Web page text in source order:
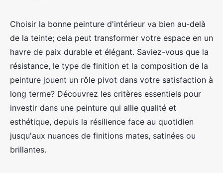
Comment reconnaître la
meilleure peinture d'intérieur ?
jacqueline•23 février 2024•2 min de lecture
Choisir la bonne peinture d'intérieur va bien au-delà
de la teinte; cela peut transformer votre espace en un
havre de paix durable et élégant. Saviez-vous que la
résistance, le type de finition et la composition de la
peinture jouent un rôle pivot dans votre satisfaction à
long terme? Découvrez les critères essentiels pour
investir dans une peinture qui allie qualité et
esthétique, depuis la résilience face au quotidien
jusqu'aux nuances de finitions mates, satinées ou
brillantes.